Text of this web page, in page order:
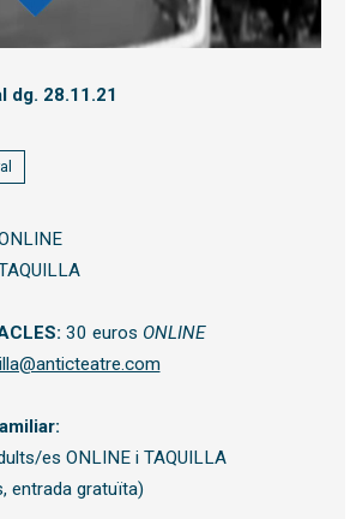
dg. 28.11.21
30 euros ONLINE
es ONLINE i TAQUILLA
entrada gratuïta)